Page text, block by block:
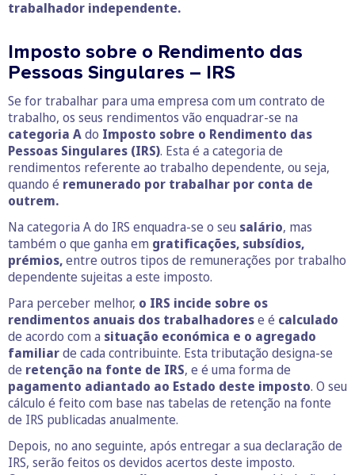
trabalhador independente.
Imposto sobre o Rendimento das
Pessoas Singulares – IRS
Se for trabalhar para uma empresa com um contrato de
trabalho, os seus rendimentos vão enquadrar-se na
categoria Ado Imposto sobre o Rendimento das
Pessoas Singulares (IRS). Esta é a categoria de
rendimentos referente ao trabalho dependente, ou seja,
quando é remunerado por trabalhar por conta de
outrem.
Na categoria A do IRS enquadra-se o seu salário, mas
também o que ganha em gratificações, subsídios,
prémios,entre outros tipos de remunerações por trabalho
dependente sujeitas a este imposto.
Para perceber melhor, o IRS incide sobre os
rendimentos anuais dos trabalhadorese é calculado
de acordo com a situação económica e o agregado
familiarde cada contribuinte. Esta tributação designa-se
de retenção na fonte de IRS, e é uma forma de
pagamento adiantado ao Estado deste imposto. O seu
cálculo é feito com base nas tabelas de retenção na fonte
de IRS publicadas anualmente.
Depois, no ano seguinte, após entregar a sua declaração de
IRS, serão feitos os devidos acertos deste imposto.